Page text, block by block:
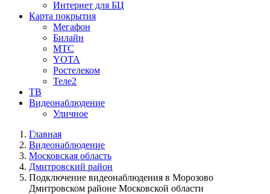
Интернет для БЦ
Карта покрытия
Мегафон
Билайн
МТС
YOTA
Ростелеком
Теле2
ТВ
Видеонаблюдение
Уличное
Главная
Видеонаблюдение
Московская область
Дмитровский район
Подключение видеонаблюдения в Морозово
Дмитровском районе Московской области